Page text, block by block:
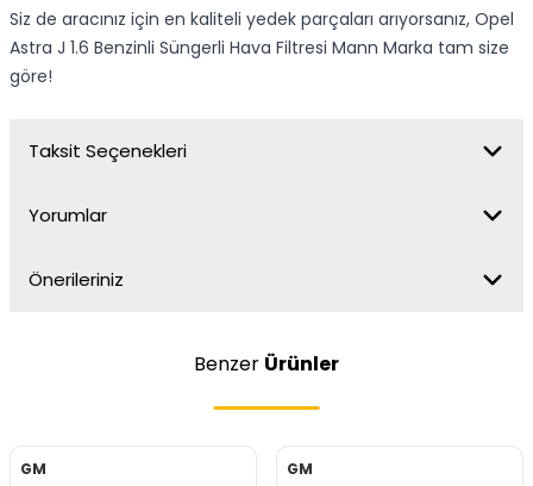
Siz de aracınız için en kaliteli yedek parçaları arıyorsanız, Opel
Astra J 1.6 Benzinli Süngerli Hava Filtresi Mann Marka tam size
göre!
Taksit Seçenekleri
Yorumlar
Önerileriniz
Benzer Ürünler
GM
GM